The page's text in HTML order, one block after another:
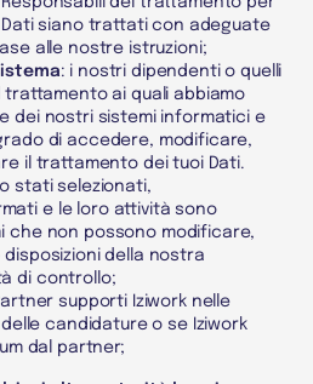
Dati siano trattati con adeguate
alle nostre istruzioni;
: i nostri dipendenti o quelli
trattamento ai quali abbiamo
dei nostri sistemi informatici e
di accedere, modificare,
il trattamento dei tuoi Dati.
stati selezionati,
e le loro attività sono
che non possono modificare,
della nostra
di controllo;
supporti Iziwork nelle
candidature o se Iziwork
dal partner;